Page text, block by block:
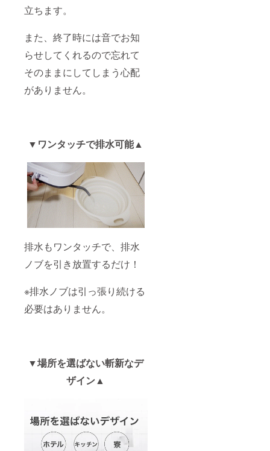
立ちます。
また、終了時には音でお知
らせしてくれるので忘れて
そのままにしてしまう心配
がありません。
▼ワンタッチで排水可能▲
排水もワンタッチで、排水
ノブを引き放置するだけ！
※排水ノブは引っ張り続ける
必要はありません。
▼場所を選ばない斬新なデ
ザイン▲